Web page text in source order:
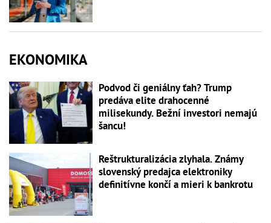
EKONOMIKA
Podvod či geniálny ťah? Trump
predáva elite drahocenné
milisekundy. Bežní investori nemajú
šancu!
Reštrukturalizácia zlyhala. Známy
slovenský predajca elektroniky
definitívne končí a mieri k bankrotu